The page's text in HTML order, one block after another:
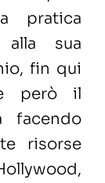
pratica
alla sua
fin qui
però il
facendo
risorse